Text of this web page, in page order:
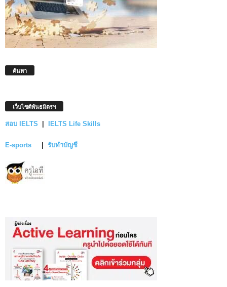
ค้นหา
เว็บไซต์พันธมิตรฯ
สอบ IELTS IELTS Life Skills
E-sports รับทำบัญชี